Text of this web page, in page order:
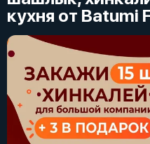
кухня от Batumi